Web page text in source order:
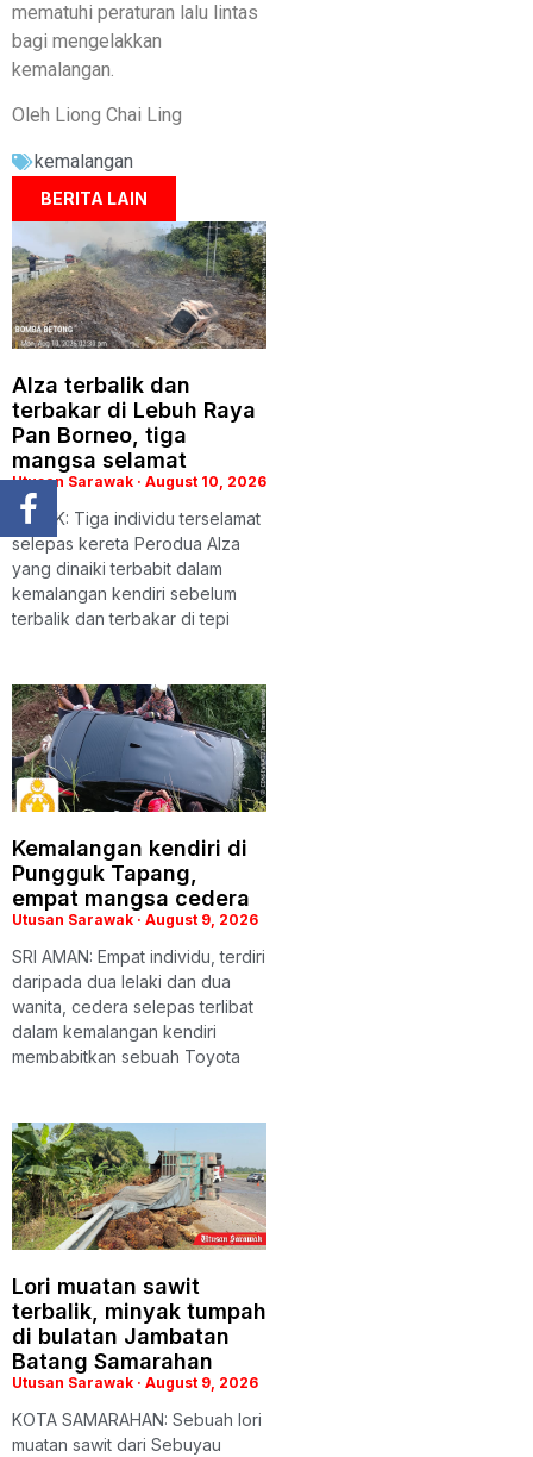
mematuhi peraturan lalu lintas
bagi mengelakkan
kemalangan.
Oleh Liong Chai Ling
kemalangan
BERITA LAIN
Alza terbalik dan
terbakar di Lebuh Raya
Pan Borneo, tiga
mangsa selamat
Utusan Sarawak August 10, 2026
DEBAK: Tiga individu terselamat
selepas kereta Perodua Alza
yang dinaiki terbabit dalam
kemalangan kendiri sebelum
terbalik dan terbakar di tepi
Kemalangan kendiri di
Pungguk Tapang,
empat mangsa cedera
Utusan Sarawak August 9, 2026
SRI AMAN: Empat individu, terdiri
daripada dua lelaki dan dua
wanita, cedera selepas terlibat
dalam kemalangan kendiri
membabitkan sebuah Toyota
Lori muatan sawit
terbalik, minyak tumpah
di bulatan Jambatan
Batang Samarahan
Utusan Sarawak August 9, 2026
KOTA SAMARAHAN: Sebuah lori
muatan sawit dari Sebuyau